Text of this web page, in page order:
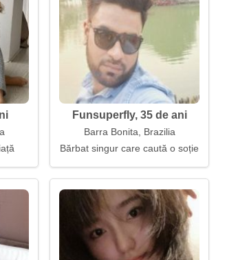
Funsuperfly, 35 de ani
Barra Bonita, Brazilia
Bărbat singur care caută o soție